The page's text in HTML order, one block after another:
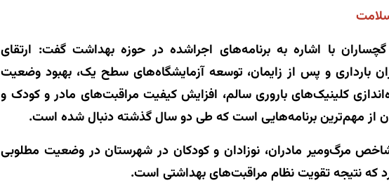
با اشاره به برنامه‌های اجراشده در حوزه بهداشت گفت: ارتقای
بارداری و پس از زایمان، توسعه آزمایشگاه‌های سطح یک، بهبود وضعیت
کلینیک‌های باروری سالم، افزایش کیفیت مراقبت‌های مادر و کودک و
از مهم‌ترین برنامه‌هایی است که طی دو سال گذشته دنبال شده است.
مرگ‌ومیر مادران، نوزادان و کودکان در شهرستان در وضعیت مطلوبی
که نتیجه تقویت نظام مراقبت‌های بهداشتی است.